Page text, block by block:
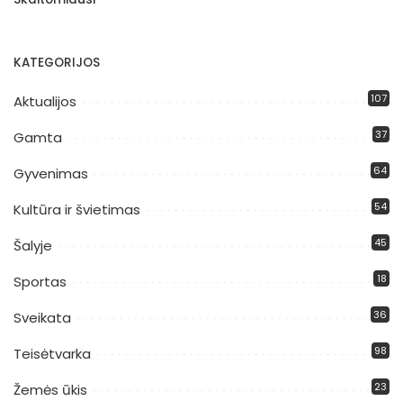
KATEGORIJOS
Aktualijos 107
Gamta 37
Gyvenimas 64
Kultūra ir švietimas 54
Šalyje 45
Sportas 18
Sveikata 36
Teisėtvarka 98
Žemės ūkis 23